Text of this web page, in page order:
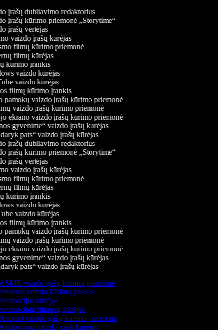
įrašų dubliavimo redaktorius
įrašų kūrimo priemonė „Storytime“
įrašų vertėjas
vaizdo įrašų kūrėjas
filmų kūrimo priemonė
filmų kūrėjas
kūrimo įrankis
vaizdo kūrėjas
vaizdo kūrėjas
filmų kūrimo įrankis
vaizdo įrašų kūrimo priemonė
vaizdo įrašų kūrimo priemonė
ekrano vaizdo įrašų kūrimo priemonė
gyvenime“ vaizdo įrašų kūrėjas
pats“ vaizdo įrašų kūrėjas
įrašų dubliavimo redaktorius
įrašų kūrimo priemonė „Storytime“
įrašų vertėjas
vaizdo įrašų kūrėjas
filmų kūrimo priemonė
filmų kūrėjas
kūrimo įrankis
vaizdo kūrėjas
vaizdo kūrėjas
filmų kūrimo įrankis
vaizdo įrašų kūrimo priemonė
vaizdo įrašų kūrimo priemonė
ekrano vaizdo įrašų kūrimo priemonė
gyvenime“ vaizdo įrašų kūrėjas
pats“ vaizdo įrašų kūrėjas
vaizdo įrašų kūrimo priemonė
vaizdo kūrimo įrankis
kūrėjas
filmukų kūrėjas
vaizdo įrašų kūrimo priemonė
vaizdo įrašų kūrėjas